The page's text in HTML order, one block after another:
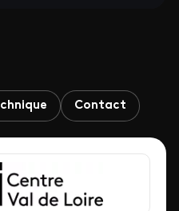
X sur LinkedIn
Contact